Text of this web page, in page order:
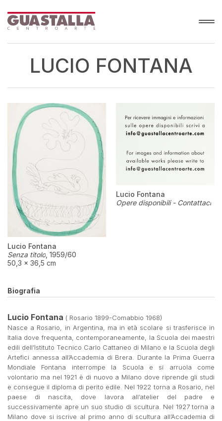
LUCIO FONTANA
Lucio Fontana
Senza titolo 1959/60
50,3 × 36,5 cm
Lucio Fontana
Opere disponibili - Contattaci
Biografia
Lucio Fontana ( Rosario 1899-Comabbio 1968)
Nasce a Rosario, in Argentina, ma in età scolare si trasferisce in
Italia dove frequenta, contemporaneamente, la Scuola dei maestri
edili dell’Istituto Tecnico Carlo Cattaneo di Milano e la Scuola degli
Artefici annessa all’Accademia di Brera. Durante la Prima Guerra
Mondiale Fontana interrompe la Scuola e si arruola come
volontario ma nel 1921 è di nuovo a Milano dove riprende gli studi
e consegue il diploma di perito edile. Nel 1922 torna a Rosario, nel
paese di nascita, dove lavora all’atelier del padre e
successivamente apre un suo studio di scultura. Nel 1927 torna a
Milano dove si iscrive al primo anno di scultura all’Accademia di